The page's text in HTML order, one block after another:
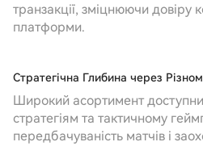
транзакції, зміцнюючи довіру
платформи.
Стратегічна Глибина через
Широкий асортимент
стратегіям та тактичному
передбачуваність матчів і